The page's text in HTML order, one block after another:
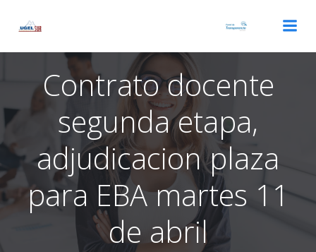
Contrato docente
segunda etapa,
adjudicacion plaza
para EBA martes 11
de abril